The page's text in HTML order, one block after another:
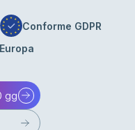
Conforme GDPR
gg